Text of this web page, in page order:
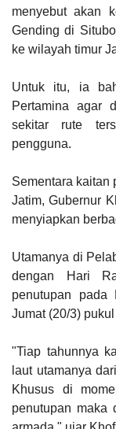
menyebut akan
Gending di
ke wilayah timur
Untuk itu, ia
Pertamina agar
sekitar rute
pengguna.
Sementara kaitan
Jatim, Gubernur
menyiapkan
Utamanya di
dengan Hari
penutupan
Jumat (20/3)
"Tiap tahunnya
laut utamanya
Khusus di
penutupan maka